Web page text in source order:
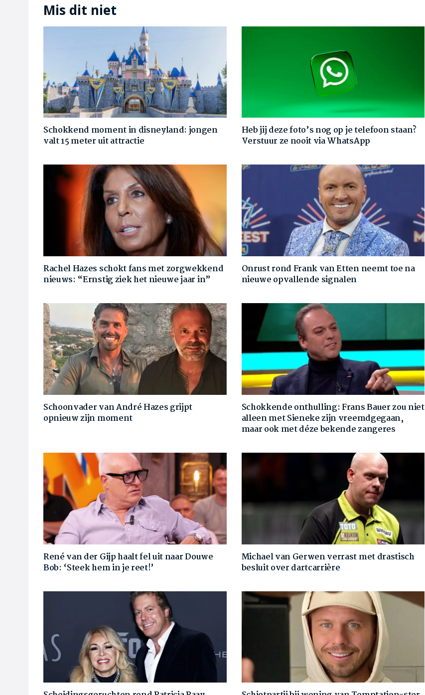
Mis dit niet
Schokkend moment in disneyland: jongen
valt 15 meter uit attractie
Heb jij deze foto’s nog op je telefoon staan?
Verstuur ze nooit via WhatsApp
Rachel Hazes schokt fans met zorgwekkend
nieuws: “Ernstig ziek het nieuwe jaar in”
Onrust rond Frank van Etten neemt toe na
nieuwe opvallende signalen
Schoonvader van André Hazes grijpt
opnieuw zijn moment
Schokkende onthulling: Frans Bauer zou niet
alleen met Sieneke zijn vreemdgegaan,
maar ook met déze bekende zangeres
René van der Gijp haalt fel uit naar Douwe
Bob: ‘Steek hem in je reet!’
Michael van Gerwen verrast met drastisch
besluit over dartcarrière